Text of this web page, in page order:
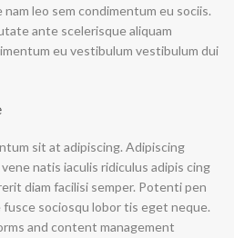
leo sem condimentum eu sociis.
ante scelerisque aliquam
eu vestibulum vestibulum dui
sit at adipiscing. Adipiscing
natis iaculis ridiculus adipis cing
diam facilisi semper. Potenti pen
sociosqu lobor tis eget neque.
and content management